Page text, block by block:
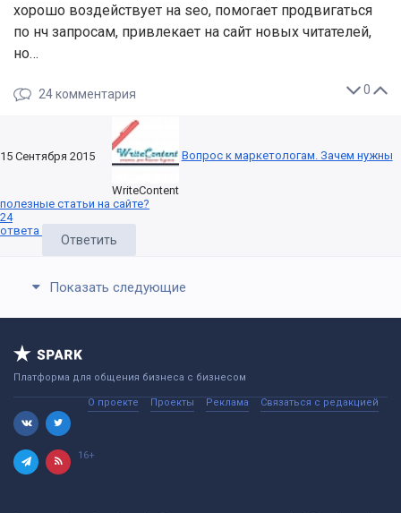
хорошо воздействует на seo, помогает продвигаться
по нч запросам, привлекает на сайт новых читателей,
но…
0
24комментария
15 Сентября 2015
WriteContent
Вопрос к маркетологам. Зачем нужны
полезные статьи на сайте?
24
ответа
Ответить
Показать следующие
Платформа для общения бизнеса с бизнесом
О проекте Проекты Реклама Связаться с редакцией
16+